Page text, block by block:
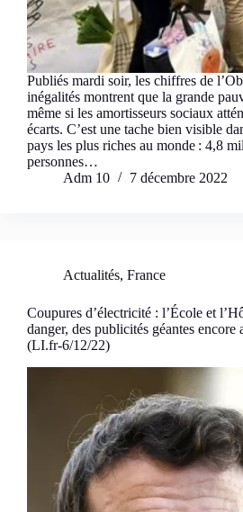
Publiés mardi soir, les chiffres de
inégalités montrent que la grande
même si les amortisseurs sociaux
écarts. C’est une tache bien visible
pays les plus riches au monde : 4,8
personnes…
Adm 10
7 décembre 2022
Actualités, France
Coupures d’électricité : l’École et
danger, des publicités géantes encore
(LI.fr-6/12/22)